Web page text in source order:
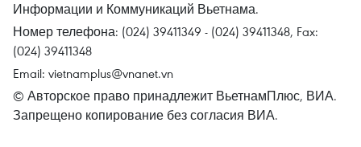
Информации и Коммуникаций Вьетнама.
Номер телефона: (024) 39411349 - (024) 39411348, Fax:
(024) 39411348
Email: vietnamplus@vnanet.vn
© Авторское право принадлежит ВьетнамПлюс, ВИА.
Запрещено копирование без согласия ВИА.